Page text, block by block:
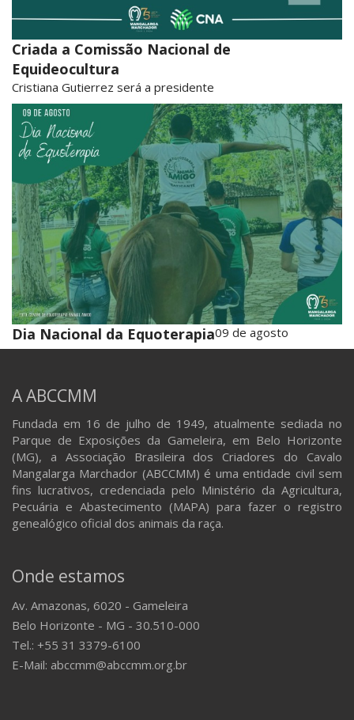
Criada a Comissão Nacional de
Equideocultura
Cristiana Gutierrez será a presidente
Dia Nacional da Equoterapia09 de agosto
A ABCCMM
Fundada em 16 de julho de 1949, atualmente sediada no
Parque de Exposições da Gameleira, em Belo Horizonte
(MG), a Associação Brasileira dos Criadores do Cavalo
Mangalarga Marchador (ABCCMM) é uma entidade civil sem
fins lucrativos, credenciada pelo Ministério da Agricultura,
Pecuária e Abastecimento (MAPA) para fazer o registro
genealógico oficial dos animais da raça.
Onde estamos
Av. Amazonas, 6020 - Gameleira
Belo Horizonte - MG - 30.510-000
Tel.: +55 31 3379-6100
E-Mail: abccmm@abccmm.org.br